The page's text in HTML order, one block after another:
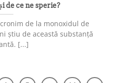
de ce ne sperie?
de la monoxidul de
știu de această substanță
[...]